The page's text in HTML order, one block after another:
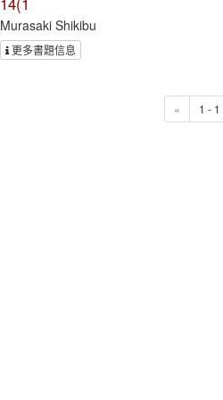
Murasaki Shikibu
更多書題信息
« 1 -